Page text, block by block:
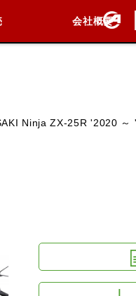
会社概要
会社概要
採用情報
Ninja ZX-25R '2020 ～